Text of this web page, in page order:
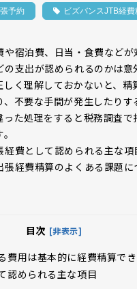
予約 ビズバンスJTB経費
や宿泊費、日当・食費などが
の支出が認められるのかは意
しく理解しておかないと、精
、不要な手間が発生したりす
った処理をすると税務調査で
経費として認められる主な項
張経費精算のよくある課題
目次 [非表示]
費用は基本的に経費精算でき
認められる主な項目